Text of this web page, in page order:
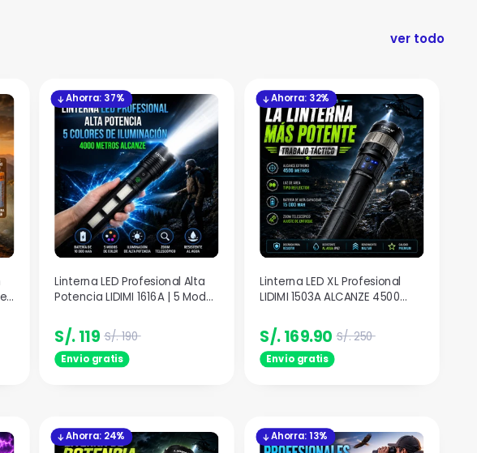
ver todo
Ahorra: 37%
Linterna LED Profesional Alta
Potencia LIDIMI 1616A | 5 Modos
ALCANZE
S/. 119 S/. 190
Envio gratis
Ahorra: 32%
Linterna LED XL Profesional
LIDIMI 1503A ALCANZE 4500
S/. 169.90 S/. 250
Envio gratis
Ahorra: 24% Ahorra: 13%